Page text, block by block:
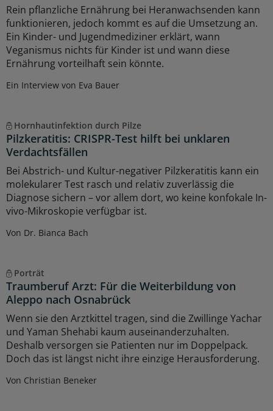
Rein pflanzliche Ernährung bei Heranwachsenden kann
funktionieren, jedoch kommt es auf die Umsetzung an.
Ein Kinder- und Jugendmediziner erklärt, wann
Veganismus nichts für Kinder ist und wann diese
Ernährung vorteilhaft sein könnte.
Ein Interview von Eva Bauer
Hornhautinfektion durch Pilze
Pilzkeratitis: CRISPR-Test hilft bei unklaren
Verdachtsfällen
Bei Abstrich- und Kultur-negativer Pilzkeratitis kann ein
molekularer Test rasch und relativ zuverlässig die
Diagnose sichern – vor allem dort, wo keine konfokale In-
vivo-Mikroskopie verfügbar ist.
Von Dr. Bianca Bach
Porträt
Traumberuf Arzt: Für die Weiterbildung von
Aleppo nach Osnabrück
Wenn sie den Arztkittel tragen, sind die Zwillinge Yachar
und Yaman Shehabi kaum auseinanderzuhalten.
Deshalb versorgen sie Patienten nur im Doppelpack.
Doch das ist längst nicht ihre einzige Herausforderung.
Von Christian Beneker